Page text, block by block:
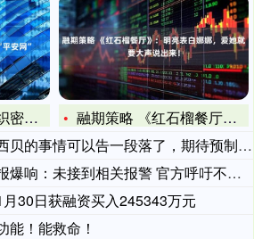
安网”
融期策略 《红石榴餐厅》：明亮表白娜娜，爱她就要大声说出来！
事情可以告一段落了，期待预制菜相关的
：未接到相关报警 官方呼吁不信谣不传
30日获融资买入245343万元
能！能救命！